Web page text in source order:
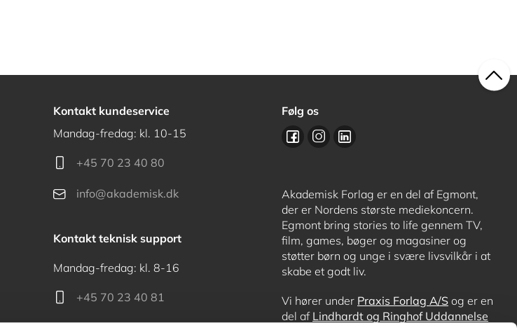
Kontakt kundeservice
Mandag-fredag: kl. 10-15
+45 70 23 40 80
info@akademisk.dk
Kontakt teknisk support
Mandag-fredag: kl. 8-16
+45 70 23 40 81
Følg os
Akademisk Forlag er en del af Egmont,
der er Nordens største mediekoncern.
Egmont bring stories to life gennem TV,
film, games, bøger og magasiner og
støtter børn og unge i svære livsvilkår i at
skabe et godt liv.
Vi hører under Praxis Forlag A/S og er en
del af Lindhardt og Ringhof Uddannelse